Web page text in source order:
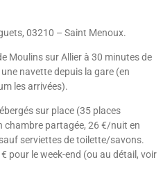
03210 – Saint Menoux.
Moulins sur Allier à 30 minutes de
navette depuis la gare (en
les arrivées).
sur place (35 places
chambre partagée, 26 €/nuit en
serviettes de toilette/savons.
pour le week-end (ou au détail, voir